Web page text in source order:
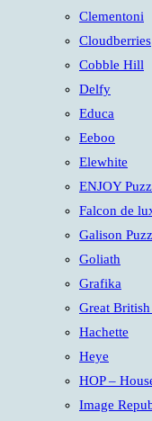
Clementoni
Cloudberries
Cobble Hill
Delfy
Educa
Eeboo
Elewhite
ENJOY
Falcon de
Galison
Goliath
Grafika
Great
Hachette
Heye
HOP –
Image